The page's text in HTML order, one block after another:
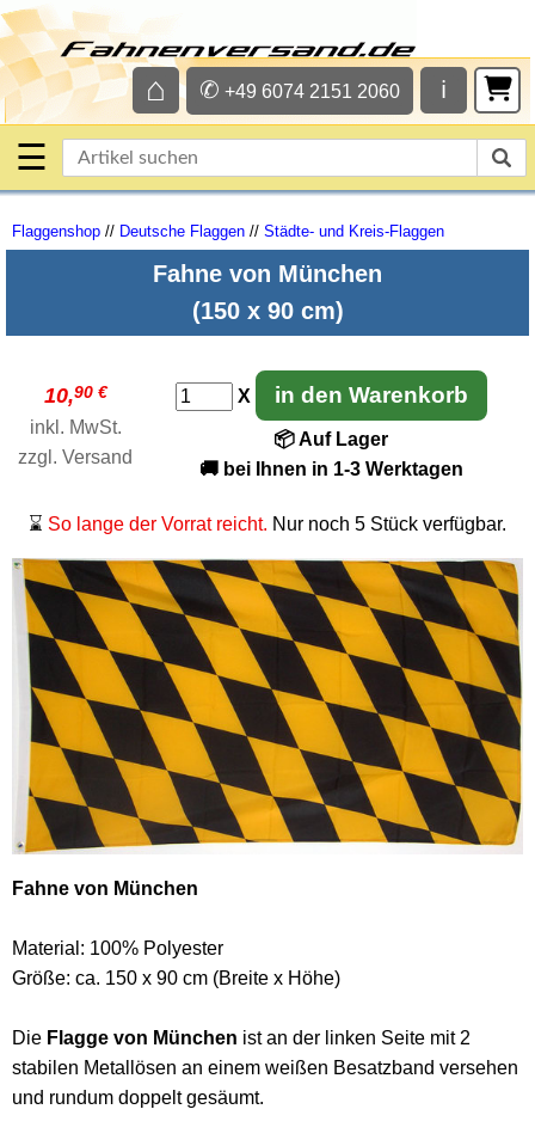
ℹ
✆ +49 6074 2151 2060
⌂
☰
Flaggenshop // Deutsche Flaggen // Städte- und Kreis-Flaggen
Fahne von München
(150 x 90 cm)
10,90 €
inkl. MwSt.
zzgl. Versand
X in den Warenkorb
📦 Auf Lager
🚚 bei Ihnen in 1-3 Werktagen
⌛ So lange der Vorrat reicht. Nur noch 5 Stück verfügbar.
Fahne von München
Material: 100% Polyester
Größe: ca. 150 x 90 cm (Breite x Höhe)
Die Flagge von München ist an der linken Seite mit 2
stabilen Metallösen an einem weißen Besatzband versehen
und rundum doppelt gesäumt.